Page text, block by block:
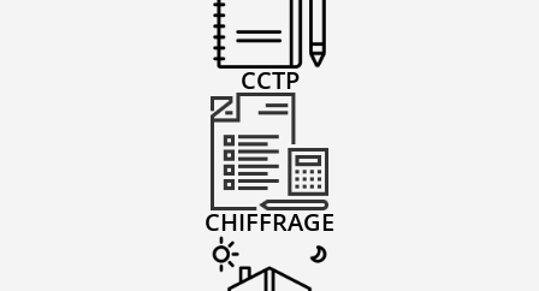
CCTP
CHIFFRAGE